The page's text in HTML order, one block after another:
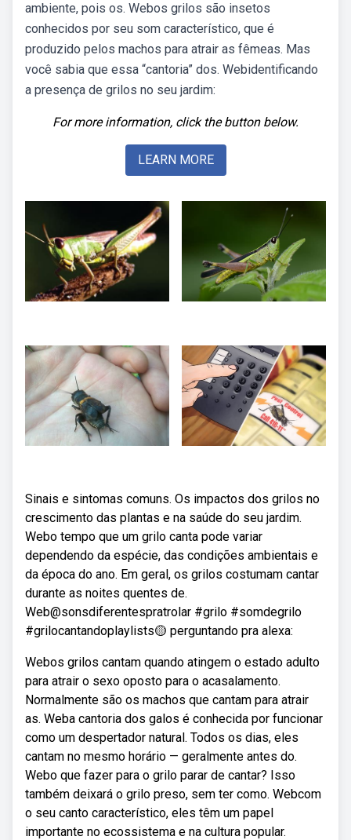
ambiente, pois os. Webos grilos são insetos
conhecidos por seu som característico, que é
produzido pelos machos para atrair as fêmeas. Mas
você sabia que essa “cantoria” dos. Webidentificando
a presença de grilos no seu jardim:
For more information, click the button below.
LEARN MORE
Sinais e sintomas comuns. Os impactos dos grilos no
crescimento das plantas e na saúde do seu jardim.
Webo tempo que um grilo canta pode variar
dependendo da espécie, das condições ambientais e
da época do ano. Em geral, os grilos costumam cantar
durante as noites quentes de.
Web@sonsdiferentespratrolar #grilo #somdegrilo
#grilocantandoplaylists🟡 perguntando pra alexa:
Webos grilos cantam quando atingem o estado adulto
para atrair o sexo oposto para o acasalamento.
Normalmente são os machos que cantam para atrair
as. Weba cantoria dos galos é conhecida por funcionar
como um despertador natural. Todos os dias, eles
cantam no mesmo horário — geralmente antes do.
Webo que fazer para o grilo parar de cantar? Isso
também deixará o grilo preso, sem ter como. Webcom
o seu canto característico, eles têm um papel
importante no ecossistema e na cultura popular.